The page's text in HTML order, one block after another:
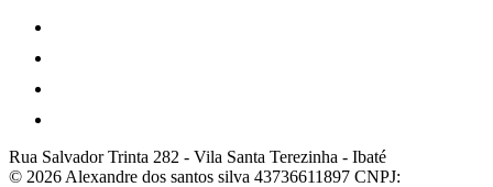
Rua Salvador Trinta 282 - Vila Santa Terezinha - Ibaté
© 2026 Alexandre dos santos silva 43736611897 CNPJ: